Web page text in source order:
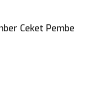
Ceket Pembe